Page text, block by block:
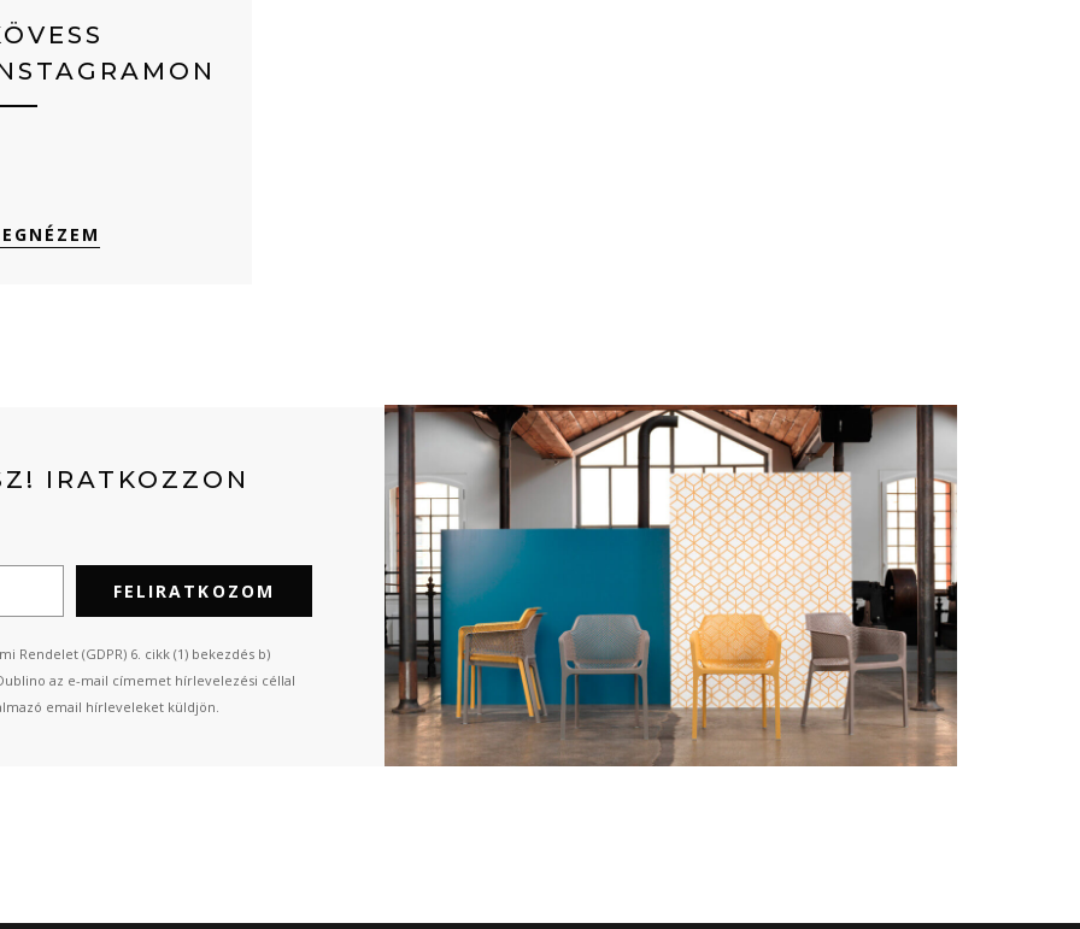
IRATKOZZON
FELIRATKOZOM
Rendelet (GDPR) 6. cikk (1) bekezdés b)
az e-mail címemet hírlevelezési céllal
email hírleveleket küldjön.